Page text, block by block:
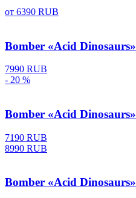
от 6390 RUB
Bomber «Acid Dinosaurs»
7990 RUB
- 20 %
Bomber «Acid Dinosaurs»
7190 RUB
8990 RUB
Bomber «Acid Dinosaurs»